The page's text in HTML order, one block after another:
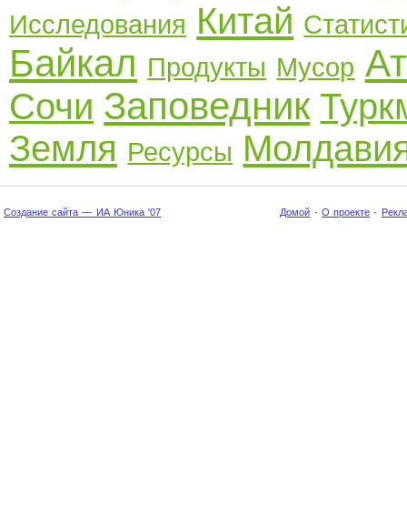
Исследования Китай
Байкал Продукты Мусор
Сочи Заповедник
Земля Ресурсы
Создание сайта — ИА Юника '07 Домой · О проекте ·